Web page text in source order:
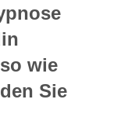
wie
Sie